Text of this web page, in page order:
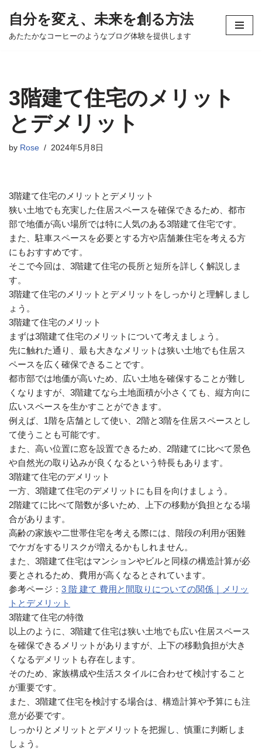
コ
へ
ス
キ
ッ
自分を変え、未来を創る方法
あたたかなコーヒーのようなブログ体験を提供します
3階建て住宅のメリット
とデメリット
by Rose 2024年5月8日
3階建て住宅のメリットとデメリット
狭い土地でも充実した住居スペースを確保できるため、都市
部で地価が高い場所では特に人気のある3階建て住宅です。
また、駐車スペースを必要とする方や店舗兼住宅を考える方
にもおすすめです。
そこで今回は、3階建て住宅の長所と短所を詳しく解説しま
す。
3階建て住宅のメリットとデメリットをしっかりと理解しまし
ょう。
3階建て住宅のメリット
まずは3階建て住宅のメリットについて考えましょう。
先に触れた通り、最も大きなメリットは狭い土地でも住居ス
ペースを広く確保できることです。
都市部では地価が高いため、広い土地を確保することが難し
くなりますが、3階建てなら土地面積が小さくても、縦方向に
広いスペースを生かすことができます。
例えば、1階を店舗として使い、2階と3階を住居スペースとし
て使うことも可能です。
また、高い位置に窓を設置できるため、2階建てに比べて景色
や自然光の取り込みが良くなるという特長もあります。
3階建て住宅のデメリット
一方、3階建て住宅のデメリットにも目を向けましょう。
2階建てに比べて階数が多いため、上下の移動が負担となる場
合があります。
高齢の家族や二世帯住宅を考える際には、階段の利用が困難
でケガをするリスクが増えるかもしれません。
また、3階建て住宅はマンションやビルと同様の構造計算が必
要とされるため、費用が高くなるとされています。
参考ページ： 3 階 建て 費用と間取りについての関係｜メリッ
トとデメリット
3階建て住宅の特徴
以上のように、3階建て住宅は狭い土地でも広い住居スペース
を確保できるメリットがありますが、上下の移動負担が大き
くなるデメリットも存在します。
そのため、家族構成や生活スタイルに合わせて検討すること
が重要です。
また、3階建て住宅を検討する場合は、構造計算や予算にも注
意が必要です。
しっかりとメリットとデメリットを把握し、慎重に判断しま
しょう。